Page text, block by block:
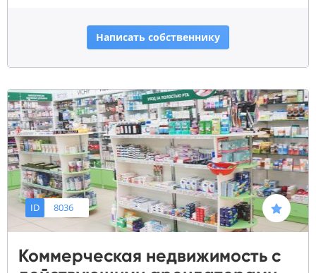
Написать собственнику
ID 8036
Коммерческая недвижимость с